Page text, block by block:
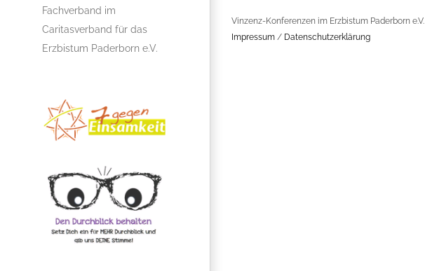
Fachverband im
Caritasverband für das
Erzbistum Paderborn e.V.
gegen
Einsamkeit
Durchblick
behalten
weil
Brillen
Teilhabe
ermöglichen!
Vinzenz-Konferenzen im Erzbistum Paderborn e.V.
Impressum / Datenschutzerklärung